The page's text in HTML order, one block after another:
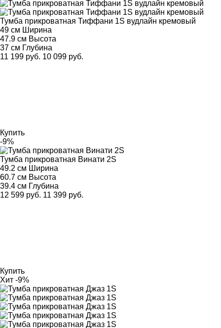
Тумба прикроватная Тиффани 1S вудлайн кремовый
49 см Ширина
47.9 см Высота
37 см Глубина
11 199 руб. 10 099 руб.
Купить
-9%
Тумба прикроватная Винати 2S
49.2 см Ширина
60.7 см Высота
39.4 см Глубина
12 599 руб. 11 399 руб.
Купить
Хит -9%